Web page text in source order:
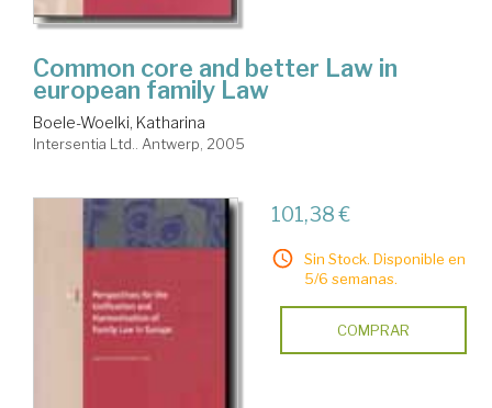
Common core and better Law in
european family Law
Boele-Woelki, Katharina
Intersentia Ltd.. Antwerp, 2005
101,38 €
Sin Stock. Disponible en
5/6 semanas.
COMPRAR